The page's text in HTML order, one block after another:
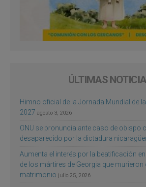
ÚLTIMAS
Himno oficial de la Jornada Mundial de la
2027 agosto 3, 2026
ONU se pronuncia ante caso de obispo
desaparecido por la dictadura
Aumenta el interés por la beatificación
de los mártires de Georgia que murieron
matrimonio julio 25, 2026